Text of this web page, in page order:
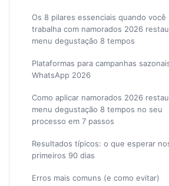
Os 8 pilares essenciais quando você
trabalha com namorados 2026
menu degustação 8 tempos
Plataformas para campanhas
WhatsApp 2026
Como aplicar namorados 2026
menu degustação 8 tempos no seu
processo em 7 passos
Resultados típicos: o que esperar
primeiros 90 dias
Erros mais comuns (e como evitar)